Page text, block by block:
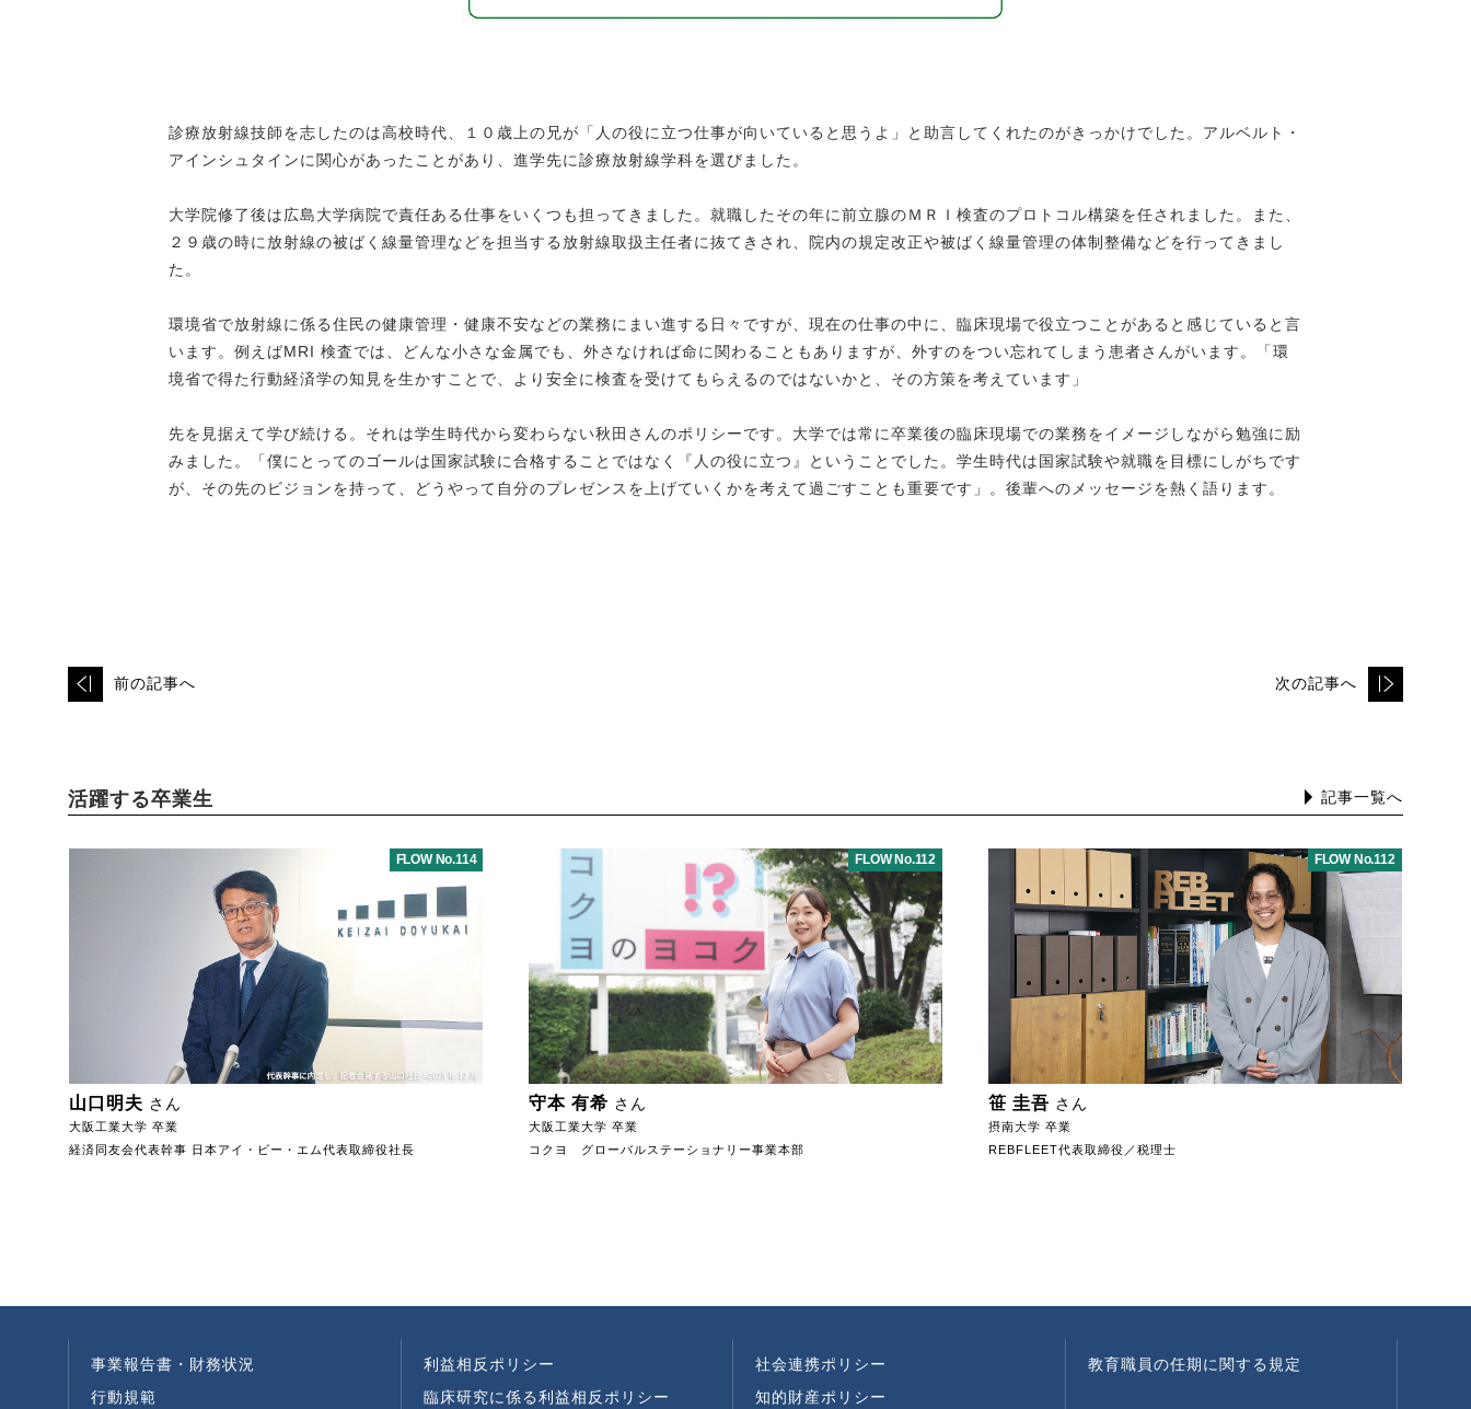
診療放射線技師を志したのは高校時代、１０歳上の兄が「人の役に立つ仕事が向いていると思うよ」と助言してくれたのがきっかけでした。アルベルト・
アインシュタインに関心があったことがあり、進学先に診療放射線学科を選びました。
大学院修了後は広島大学病院で責任ある仕事をいくつも担ってきました。就職したその年に前立腺のＭＲＩ検査のプロトコル構築を任されました。また、
２９歳の時に放射線の被ばく線量管理などを担当する放射線取扱主任者に抜てきされ、院内の規定改正や被ばく線量管理の体制整備などを行ってきまし
た。
環境省で放射線に係る住民の健康管理・健康不安などの業務にまい進する日々ですが、現在の仕事の中に、臨床現場で役立つことがあると感じていると言
います。例えばMRI 検査では、どんな小さな金属でも、外さなければ命に関わることもありますが、外すのをつい忘れてしまう患者さんがいます。「環
境省で得た行動経済学の知見を生かすことで、より安全に検査を受けてもらえるのではないかと、その方策を考えています」
先を見据えて学び続ける。それは学生時代から変わらない秋田さんのポリシーです。大学では常に卒業後の臨床現場での業務をイメージしながら勉強に励
みました。「僕にとってのゴールは国家試験に合格することではなく『人の役に立つ』ということでした。学生時代は国家試験や就職を目標にしがちです
が、その先のビジョンを持って、どうやって自分のプレゼンスを上げていくかを考えて過ごすことも重要です」。後輩へのメッセージを熱く語ります。
前の記事へ 次の記事へ
活躍する卒業生 記事一覧へ
FLOW No.114
山口明夫 さん
大阪工業大学 卒業
経済同友会代表幹事 日本アイ・ビー・エム代表取締役社長
FLOW No.112
守本 有希 さん
大阪工業大学 卒業
コクヨ グローバルステーショナリー事業本部
FLOW No.112
笹 圭吾 さん
摂南大学 卒業
REBFLEET代表取締役／税理士
事業報告書・財務状況
行動規範
利益相反ポリシー
臨床研究に係る利益相反ポリシー
社会連携ポリシー
知的財産ポリシー
教育職員の任期に関する規定